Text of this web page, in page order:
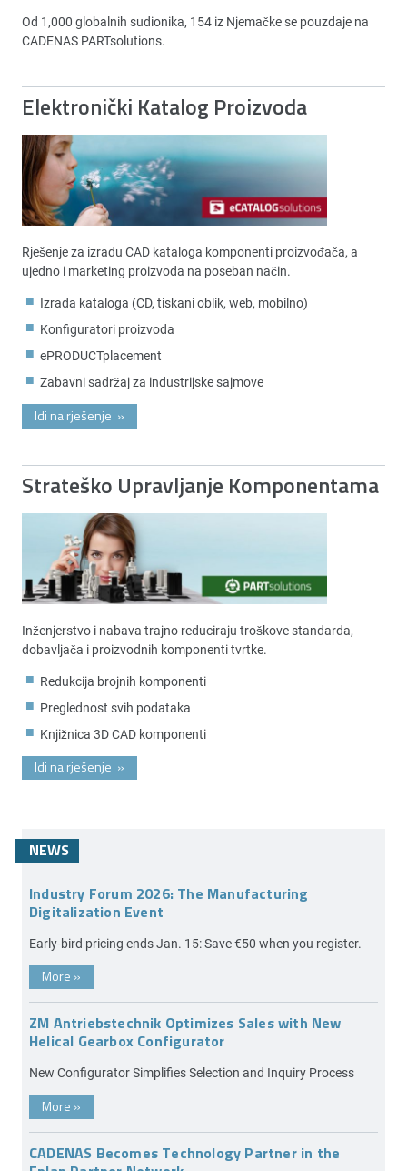
Od 1,000 globalnih sudionika, 154 iz Njemačke se pouzdaje na
CADENAS PARTsolutions.
Elektronički Katalog Proizvoda
Rješenje za izradu CAD kataloga komponenti proizvođača, a
ujedno i marketing proizvoda na poseban način.
Izrada kataloga (CD, tiskani oblik, web, mobilno)
Konfiguratori proizvoda
ePRODUCTplacement
Zabavni sadržaj za industrijske sajmove
Idi na rješenje »
Strateško Upravljanje Komponentama
Inženjerstvo i nabava trajno reduciraju troškove standarda,
dobavljača i proizvodnih komponenti tvrtke.
Redukcija brojnih komponenti
Preglednost svih podataka
Knjižnica 3D CAD komponenti
Idi na rješenje »
NEWS
Industry Forum 2026: The Manufacturing
Digitalization Event
Early-bird pricing ends Jan. 15: Save €50 when you register.
More »
ZM Antriebstechnik Optimizes Sales with New
Helical Gearbox Configurator
New Configurator Simplifies Selection and Inquiry Process
More »
CADENAS Becomes Technology Partner in the